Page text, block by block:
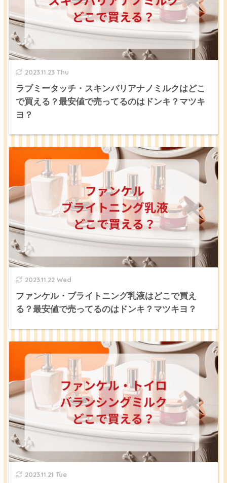
2023.11.23 Thu
ラブミータッチ・スキンバリアナノミルクはどこ
で買える？最安値で売ってるのはドンキ？マツキ
ヨ？
2023.11.22 Wed
ファンケル・ブライトニング乳液はどこで買え
る？最安値で売ってるのはドンキ？マツキヨ？
2023.11.21 Tue